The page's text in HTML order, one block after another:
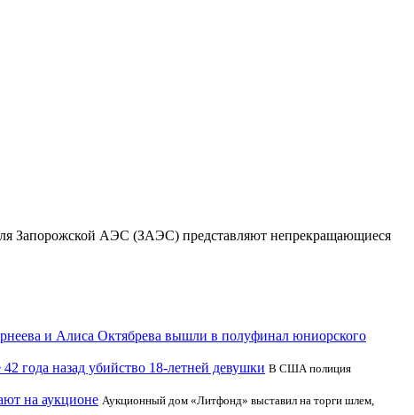
для Запорожской АЭС (ЗАЭС) представляют непрекращающиеся
и Алиса Октябрева вышли в полуфинал юниорского
года назад убийство 18-летней девушки В США полиция
на аукционе Аукционный дом «Литфонд» выставил на торги шлем,